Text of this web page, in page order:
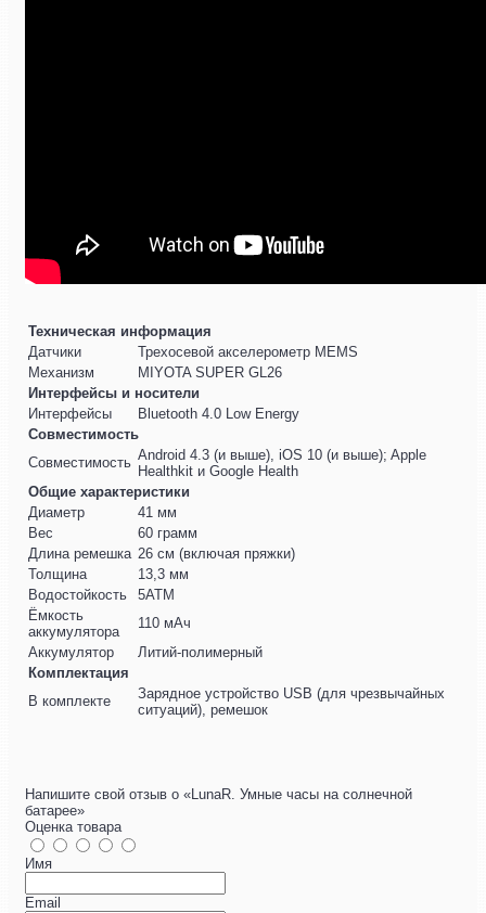
Техническая информация
Датчики
Трехосевой акселерометр MEMS
Механизм
MIYOTA SUPER GL26
Интерфейсы и носители
Интерфейсы
Bluetooth 4.0 Low Energy
Совместимость
Совместимость Android 4.3 (и выше), iOS 10 (и выше); Apple
Healthkit и Google Health
Общие характеристики
Диаметр
41 мм
Вес
60 грамм
Длина ремешка 26 см (включая пряжки)
Толщина
13,3 мм
Водостойкость
5ATM
Ёмкость
аккумулятора
110 мАч
Аккумулятор
Литий-полимерный
Комплектация
В комплекте
Зарядное устройство USB (для чрезвычайных
ситуаций), ремешок
Напишите свой отзыв о «LunaR. Умные часы на солнечной
батарее»
Оценка товара
Имя
Email